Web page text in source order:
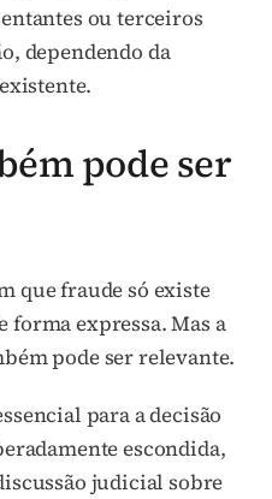
ou terceiros
dependendo da
pode ser
que fraude só existe
forma expressa. Mas a
pode ser relevante.
para a decisão
escondida,
judicial sobre